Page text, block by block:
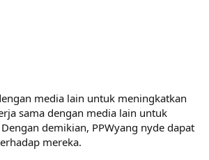
media lain untuk meningkatkan
sama dengan media lain untuk
demikian, PPWyang nyde dapat
mereka.